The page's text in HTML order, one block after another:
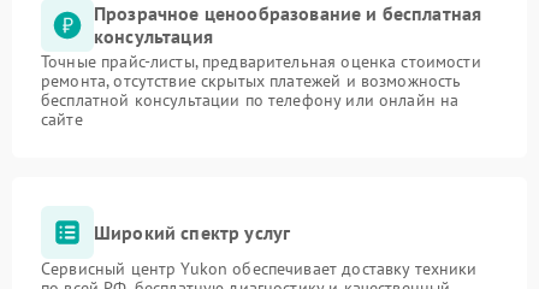
Прозрачное ценообразование и бесплатная
консультация
Точные прайс-листы, предварительная оценка стоимости
ремонта, отсутствие скрытых платежей и возможность
бесплатной консультации по телефону или онлайн на
сайте
Широкий спектр услуг
Сервисный центр Yukon обеспечивает доставку техники